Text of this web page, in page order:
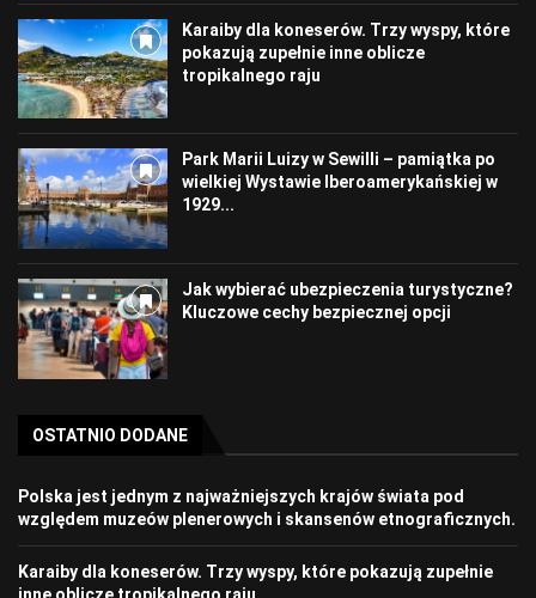
Karaiby dla koneserów. Trzy wyspy, które
pokazują zupełnie inne oblicze
tropikalnego raju
Park Marii Luizy w Sewilli – pamiątka po
wielkiej Wystawie Iberoamerykańskiej w
1929...
Jak wybierać ubezpieczenia turystyczne?
Kluczowe cechy bezpiecznej opcji
OSTATNIO DODANE
Polska jest jednym z najważniejszych krajów świata pod
względem muzeów plenerowych i skansenów etnograficznych.
Karaiby dla koneserów. Trzy wyspy, które pokazują zupełnie
inne oblicze tropikalnego raju